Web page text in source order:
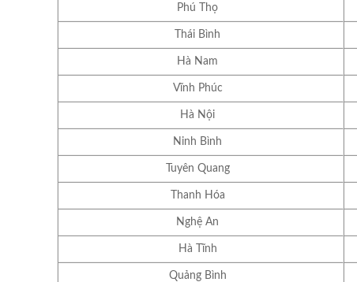
Phú Thọ
Thái Bình
Hà Nam
Vĩnh Phúc
Hà Nội
Ninh Bình
Tuyên Quang
Thanh Hóa
Nghệ An
Hà Tĩnh
Quảng Bình